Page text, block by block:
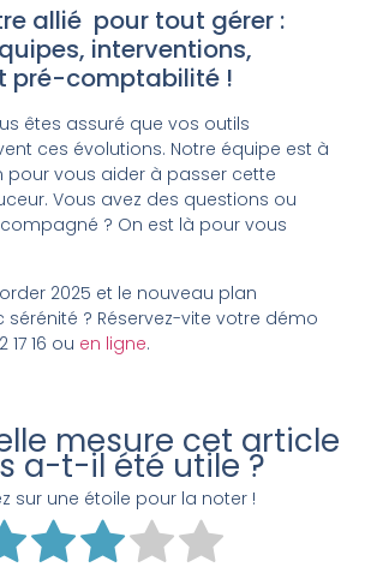
allié pour tout gérer :
interventions,
pré-comptabilité !
êtes assuré que vos outils
ces évolutions. Notre équipe est à
pour vous aider à passer cette
Vous avez des questions ou
? On est là pour vous
2025 et le nouveau plan
? Réservez-vite votre démo
17 16 ou en ligne.
mesure cet article
a-t-il été utile ?
sur une étoile pour la noter !